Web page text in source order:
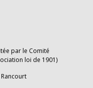
par le Comité
loi de 1901)